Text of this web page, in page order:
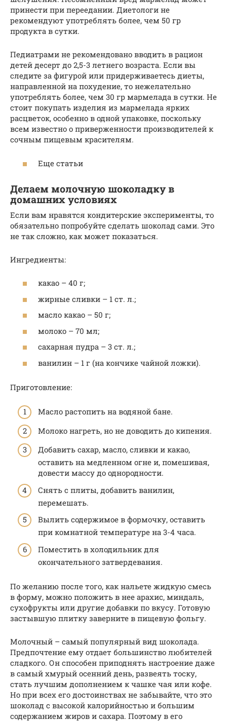
принести при переедании. Диетологи не
рекомендуют употреблять более, чем 50 гр
продукта в сутки.
Педиатрами не рекомендовано вводить в рацион
детей десерт до 2,5-3 летнего возраста. Если вы
следите за фигурой или придерживаетесь диеты,
направленной на похудение, то нежелательно
употреблять более, чем 30 гр мармелада в сутки. Не
стоит покупать изделия из мармелада ярких
расцветок, особенно в одной упаковке, поскольку
всем известно о приверженности производителей к
сочным пищевым красителям.
Еще статьи
Делаем молочную шоколадку в
домашних условиях
Если вам нравятся кондитерские эксперименты, то
обязательно попробуйте сделать шоколад сами. Это
не так сложно, как может показаться.
Ингредиенты:
какао – 40 г;
жирные сливки – 1 ст. л.;
масло какао – 50 г;
молоко – 70 мл;
сахарная пудра – 3 ст. л.;
ванилин – 1 г (на кончике чайной ложки).
Приготовление:
Масло растопить на водяной бане.
Молоко нагреть, но не доводить до кипения.
Добавить сахар, масло, сливки и какао,
оставить на медленном огне и, помешивая,
довести массу до однородности.
Снять с плиты, добавить ванилин,
перемешать.
Вылить содержимое в формочку, оставить
при комнатной температуре на 3-4 часа.
Поместить в холодильник для
окончательного затвердевания.
По желанию после того, как нальете жидкую смесь
в форму, можно положить в нее арахис, миндаль,
сухофрукты или другие добавки по вкусу. Готовую
застывшую плитку заверните в пищевую фольгу.
Молочный – самый популярный вид шоколада.
Предпочтение ему отдает большинство любителей
сладкого. Он способен приподнять настроение даже
в самый хмурый осенний день, развеять тоску,
стать лучшим дополнением к чашке чая или кофе.
Но при всех его достоинствах не забывайте, что это
шоколад с высокой калорийностью и большим
содержанием жиров и сахара. Поэтому в его